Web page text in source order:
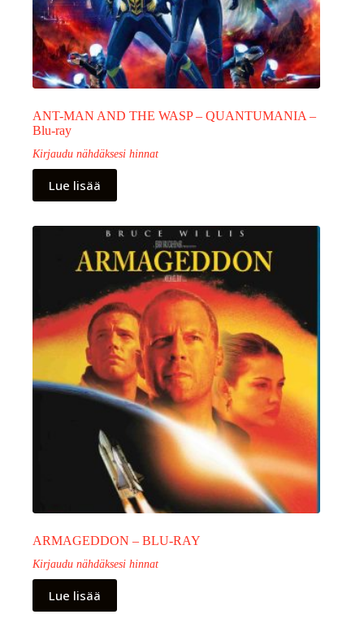
ANT-MAN AND THE WASP – QUANTUMANIA –
Blu-ray
Kirjaudu nähdäksesi hinnat
Lue lisää
ARMAGEDDON – BLU-RAY
Kirjaudu nähdäksesi hinnat
Lue lisää